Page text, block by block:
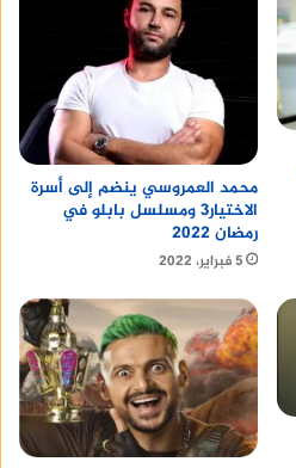
محمد العمروسي ينضم إلى أسرة
الاختيار3 ومسلسل بابلو في
رمضان 2022
5 فبراير، 2022